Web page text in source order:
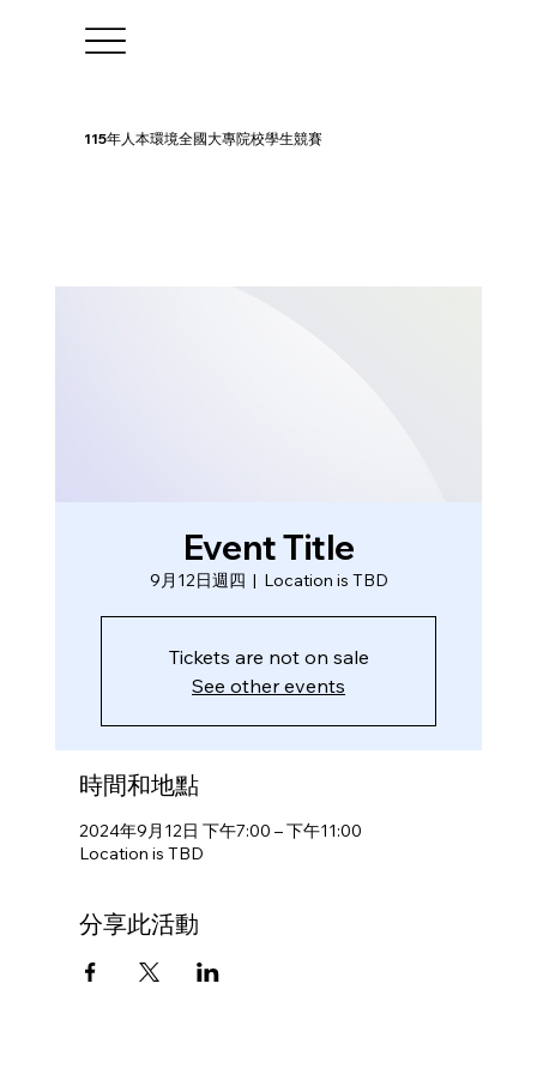
115年人本環境全國大專院校學生競賽
Event Title
9月12日週四
  |
Location is TBD
Tickets are not on sale
See other events
時間和地點
2024年9月12日 下午7:00 – 下午11:00
Location is TBD
分享此活動